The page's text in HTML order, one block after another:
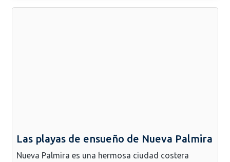
Las playas de ensueño de Nueva Palmira
Nueva Palmira es una hermosa ciudad costera